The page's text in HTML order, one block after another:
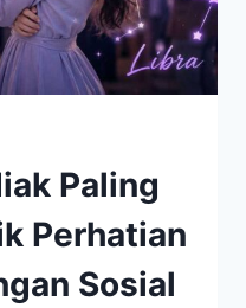
Paling
Perhatian
Sosial